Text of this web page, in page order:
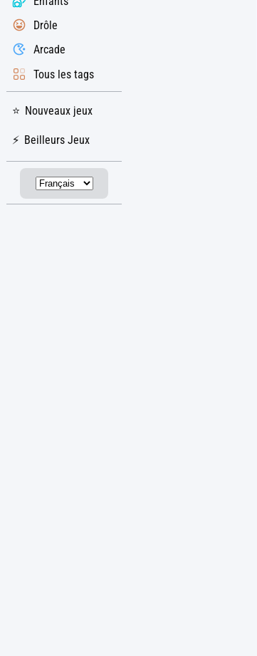
Drôle
Arcade
Tous les tags
Nouveaux jeux
Beilleurs Jeux